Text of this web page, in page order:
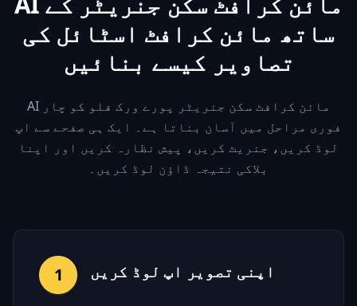
ساتھ مائن کرافٹ اسٹائل کی
تصاویر کیسے بنائیں
AI مائن کرافٹ سکن جنریٹر پورے ورک فلو کو چار
فوری مراحل میں آسان بناتا ہے۔ ایک ہی صفحے سے اپ
لوڈ کریں، جنریٹ کریں، پیش نظارہ کریں اور اپنا
بلاکی نتیجہ ڈاؤن لوڈ کریں۔
1 اپنی تصویر اپ لوڈ کریں